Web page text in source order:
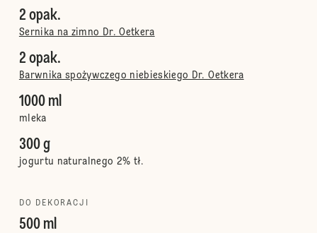
2 opak.
Sernika na zimno Dr. Oetkera
2 opak.
Barwnika spożywczego niebieskiego Dr. Oetkera
1000 ml
mleka
300 g
jogurtu naturalnego 2% tł.
DO DEKORACJI
500 ml